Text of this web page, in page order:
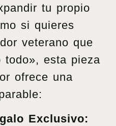
tu propio
si quieres
veterano que
todo», esta pieza
ofrece una
Exclusivo: